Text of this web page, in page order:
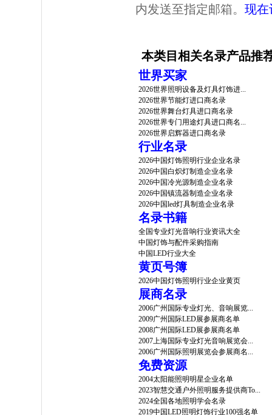
内发送至指定邮箱。 现在
本类目相关名录产品推
世界买家
2026世界照明设备及灯具灯饰进...
2026世界节能灯进口商名录
2026世界舞台灯具进口商名录
2026世界专门用途灯具进口商名...
2026世界启辉器进口商名录
行业名录
2026中国灯饰照明行业企业名录
2026中国白炽灯制造企业名录
2026中国冷光源制造企业名录
2026中国镇流器制造企业名录
2026中国led灯具制造企业名录
名录书籍
全国专业灯光音响行业资讯大全
中国灯饰与配件采购指南
中国LED行业大全
黄页号簿
2026中国灯饰照明行业企业黄页
展商名录
2006广州国际专业灯光、音响展览...
2009广州国际LED展参展商名单
2008广州国际LED展参展商名单
2007上海国际专业灯光音响展览会...
2006广州国际照明展览会参展商名...
免费资源
2004太阳能照明明星企业名单
2023智慧交通户外照明服务提供商To...
2024全国各地照明学会名录
2019中国LED照明灯饰行业100强名单